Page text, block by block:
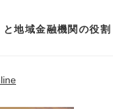
と地域金融機関の役割